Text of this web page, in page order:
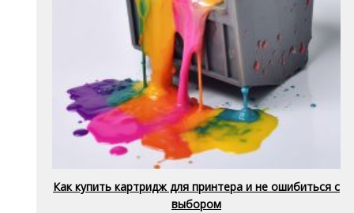
Как купить картридж для принтера и не ошибиться с
выбором